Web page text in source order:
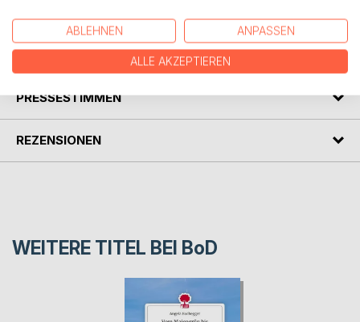
AUTOR/IN
PRESSESTIMMEN
REZENSIONEN
WEITERE TITEL BEI BoD
ABLEHNEN ANPASSEN
ALLE AKZEPTIEREN